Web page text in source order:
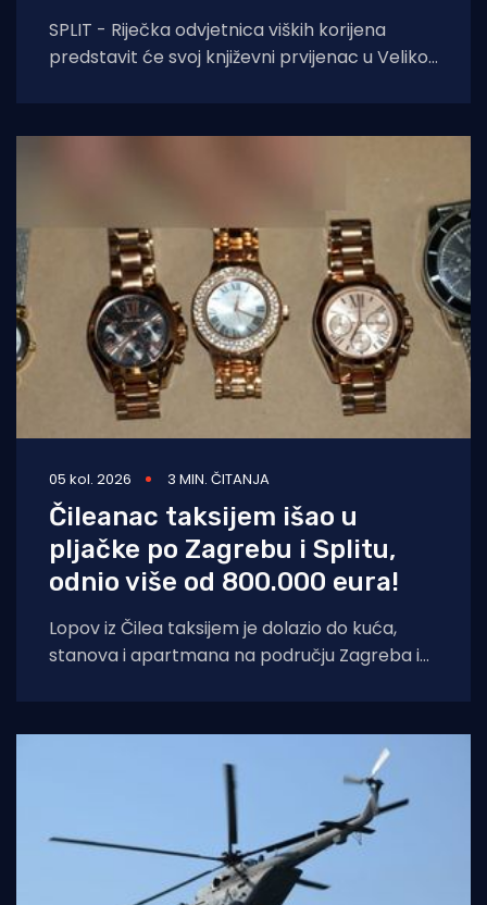
SPLIT - Riječka odvjetnica viških korijena
predstavit će svoj književni prvijenac u Velikoj
05 kol. 2026 3 MIN. ČITANJA
Čileanac taksijem išao u
pljačke po Zagrebu i Splitu,
odnio više od 800.000 eura!
Lopov iz Čilea taksijem je dolazio do kuća,
stanova i apartmana na području Zagreba i